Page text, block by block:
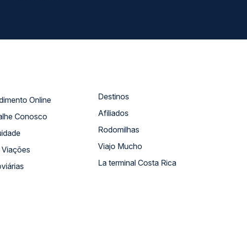
Atendimento Online
Conosco
Auto Viações
Destinos
Afiliados
Rodomilhas
Viajo Mucho
La terminal Costa Rica